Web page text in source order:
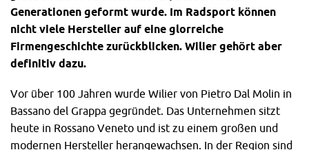
Generationen geformt wurde. Im Radsport können
nicht viele Hersteller auf eine glorreiche
Firmengeschichte zurückblicken. Wilier gehört aber
definitiv dazu.
Vor über 100 Jahren wurde Wilier von Pietro Dal Molin in
Bassano del Grappa gegründet. Das Unternehmen sitzt
heute in Rossano Veneto und ist zu einem großen und
modernen Hersteller herangewachsen. In der Region sind